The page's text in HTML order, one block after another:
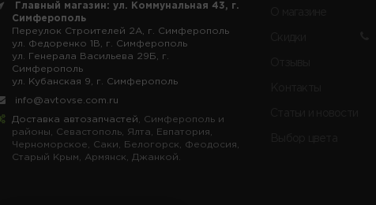
Главный магазин: ул. Коммунальная 43, г.
Симферополь
Переулок Строителей 2А, г. Симферополь
ул. Федоренко 1В, г. Симферополь
ул. Генерала Васильева 29Б, г.
Симферополь
ул. Кубанская 9, г. Симферополь
info@avtovse.com.ru
Доставка автозапчастей , Симферополь и
районы, Севастополь, Ялта, Евпатория,
Черноморское, Саки, Белогорск, Феодосия,
Старый Крым, Армянск, Джанкой.